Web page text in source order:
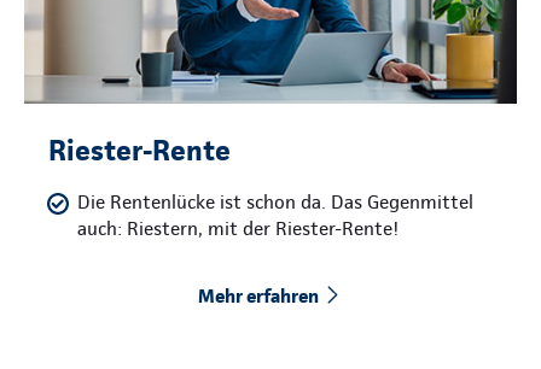
Riester-Rente
Die Rentenlücke ist schon da. Das Gegenmittel
auch: Riestern, mit der Riester-Rente!
Mehr erfahren